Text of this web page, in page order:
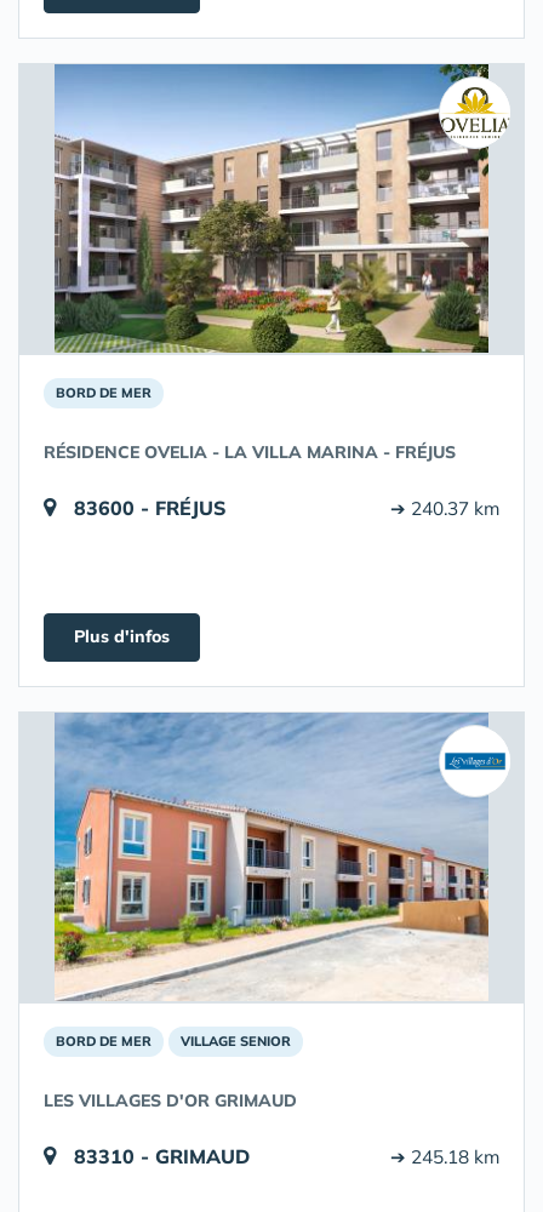
BORD DE MER
RÉSIDENCE OVELIA - LA VILLA MARINA - FRÉJUS
83600 - FRÉJUS ➔ 240.37 km
Plus d'infos
BORD DE MER VILLAGE SENIOR
LES VILLAGES D'OR GRIMAUD
83310 - GRIMAUD ➔ 245.18 km